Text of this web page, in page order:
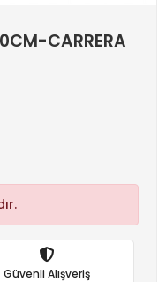
CARRERA
Güvenli Alışveriş